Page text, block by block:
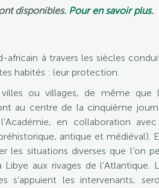
disponibles. Pour en savoir plus.
africain à travers les siècles
habités : leur protection.
ou villages, de même que
au centre de la cinquième
en collaboration
antique et médiéval).
les situations diverses que l’on
aux rivages de l’Atlantique.
s’appuient les intervenants,